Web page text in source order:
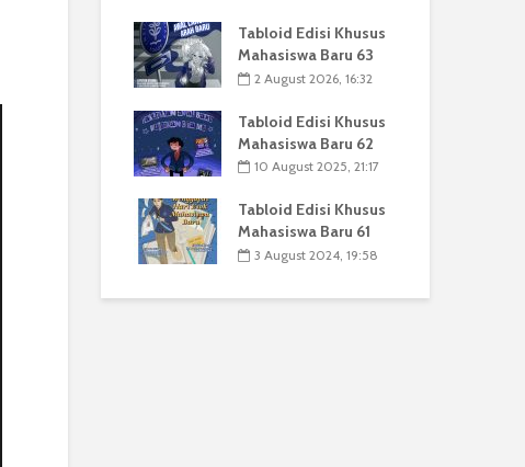
Tabloid Edisi Khusus
Mahasiswa Baru 63
2 August 2026, 16:32
Tabloid Edisi Khusus
Mahasiswa Baru 62
10 August 2025, 21:17
Tabloid Edisi Khusus
Mahasiswa Baru 61
3 August 2024, 19:58